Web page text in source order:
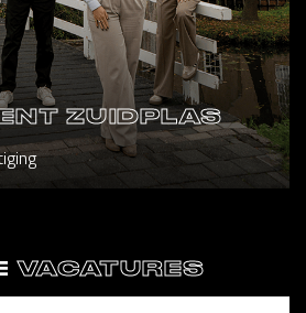
ZUIDPLAS
VACATURES